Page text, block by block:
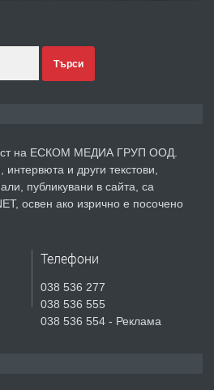
градина!
преди 5 дни
парцел в гр. Хасково кв.
НА МЕБЕЛИ.
Търси
на ЕСКОМ МЕДИА ГРУП ООД.
интервюта и други текстови,
публикувани в сайта, са
освен ако изрично е посочено
Телефони
038 536 277
038 536 555
038 536 554 - Реклама